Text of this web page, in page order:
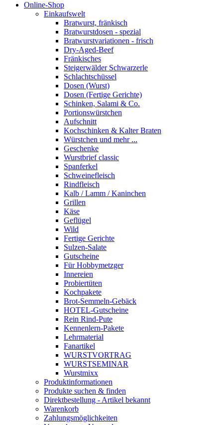
Online-Shop
Einkaufswelt
Bratwurst, fränkisch
Bratwurst­dosen - spezial
Bratwurst­variationen - frisch
Dry-Aged-Beef
Fränkisches
Steigerwälder Schwarzerle
Schlacht­schüssel
Dosen (Wurst)
Dosen (Fertige Gerichte)
Schinken, Salami & Co.
Portions­würstchen
Aufschnitt
Kochschinken & Kalter Braten
Würstchen und mehr ...
Geschenke
Wurstbrief classic
Spanferkel
Schweine­fleisch
Rindfleisch
Kalb / Lamm / Kaninchen
Grillen
Käse
Geflügel
Wild
Fertige Gerichte
Sulzen-Salate
Gutscheine
Für Hobbymetzger
Innereien
Probiertüten
Kochpakete
Brot-Semmeln-Gebäck
HOTEL-Gutscheine
Rein Rind-Pute
Kennenlern-Pakete
Lehrmaterial
Fanartikel
WURST­VORTRAG
WURST­SEMINAR
Wurstmixx
Produktinformationen
Produkte suchen & finden
Direktbestellung - Artikel bekannt
Warenkorb
Zahlungsmöglichkeiten